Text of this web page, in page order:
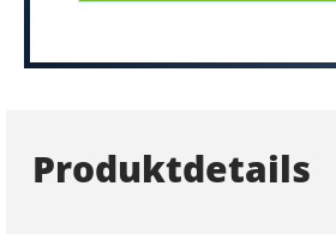
Produktdetails